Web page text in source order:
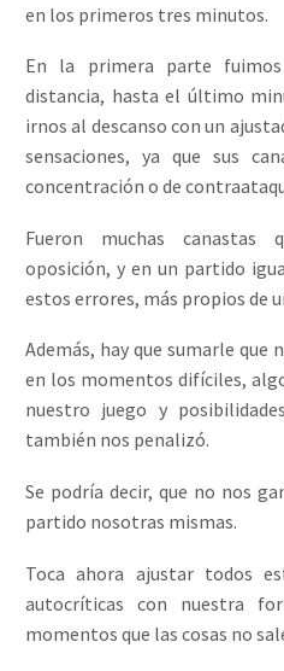
en los primeros tres minutos.
En la primera parte
distancia, hasta el último
irnos al descanso con un
sensaciones, ya que sus
concentración o de
Fueron muchas canastas
oposición, y en un partido
estos errores, más propios de
Además, hay que sumarle
en los momentos difíciles,
nuestro juego y
también nos penalizó.
Se podría decir, que no nos
partido nosotras mismas.
Toca ahora ajustar todos
autocríticas con nuestra
momentos que las cosas no